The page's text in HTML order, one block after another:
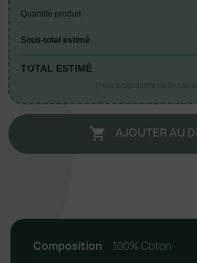
Quantité produit
Sous-total estimé
TOTAL ESTIMÉ
(Hors programme de
 AJOUTER AU
Composition
100% Coton